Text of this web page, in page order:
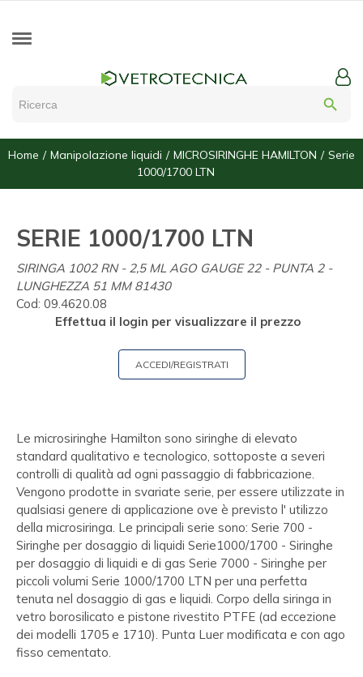
search
Home Manipolazione liquidi MICROSIRINGHE HAMILTON
Serie
1000/1700 LTN
SERIE 1000/1700 LTN
SIRINGA 1002 RN - 2,5 ML AGO GAUGE 22 - PUNTA 2 -
LUNGHEZZA 51 MM 81430
Cod: 09.4620.08
Effettua il login per visualizzare il prezzo
ACCEDI/REGISTRATI
Le microsiringhe Hamilton sono siringhe di elevato
standard qualitativo e tecnologico, sottoposte a severi
controlli di qualità ad ogni passaggio di fabbricazione.
Vengono prodotte in svariate serie, per essere utilizzate in
qualsiasi genere di applicazione ove è previsto l' utilizzo
della microsiringa. Le principali serie sono: Serie 700 -
Siringhe per dosaggio di liquidi Serie1000/1700 - Siringhe
per dosaggio di liquidi e di gas Serie 7000 - Siringhe per
piccoli volumi Serie 1000/1700 LTN per una perfetta
tenuta nel dosaggio di gas e liquidi. Corpo della siringa in
vetro borosilicato e pistone rivestito PTFE (ad eccezione
dei modelli 1705 e 1710). Punta Luer modificata e con ago
fisso cementato.